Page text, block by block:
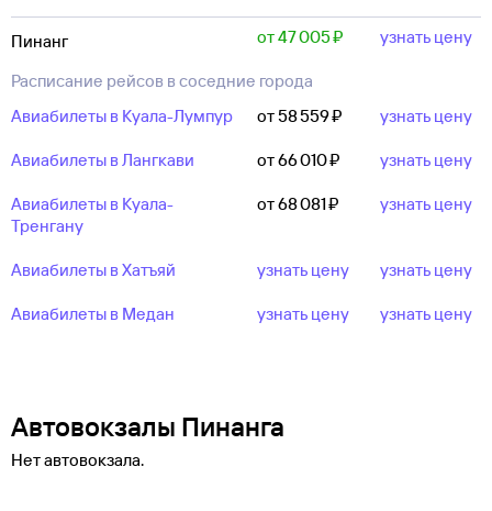
Пинанг от 47 ⁠005 ⁠₽ узнать цену
Расписание рейсов в соседние города
Авиабилеты в Куала-Лумпур
от 58 ⁠559 ⁠₽ узнать цену
Авиабилеты в Лангкави от 66 ⁠010 ⁠₽ узнать цену
Авиабилеты в Куала-
Тренгану
от 68 ⁠081 ⁠₽ узнать цену
Авиабилеты в Хатъяй узнать цену узнать цену
Авиабилеты в Медан узнать цену узнать цену
Автовокзалы Пинанга
Нет автовокзала.